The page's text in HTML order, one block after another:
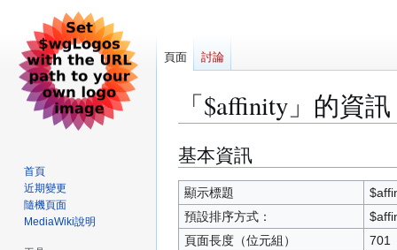
「$affinity」的資訊
跳
至
導
覽
跳
至
搜
尋
基本資訊
顯示標題
預設排序方式：
頁面長度（位元組）
701
頁面 討論
首頁
近期變更
隨機頁面
MediaWiki說明